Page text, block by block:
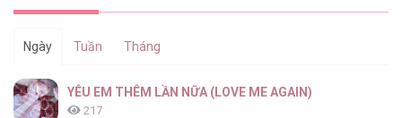
Ngày Tuần Tháng
YÊU EM THÊM LẦN NỮA (LOVE ME AGAIN)
217